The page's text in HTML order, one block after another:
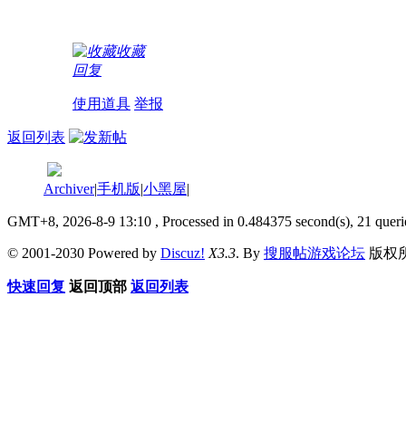
收藏
回复
使用道具 举报
返回列表
Archiver|手机版|小黑屋|
GMT+8, 2026-8-9 13:10 , Processed in 0.484375 second(s), 21
© 2001-2030 Powered by Discuz! X3.3. By 搜服帖游戏论坛 版权
快速回复 返回顶部 返回列表